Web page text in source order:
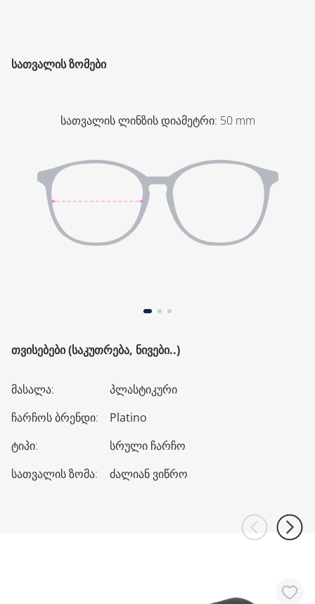
ᲡᲐᲗᲕᲐᲚᲘᲡ ᲖᲝᲛᲔᲑᲘ
სათვალის ლინზის დიამეტრი: 50 mm
ᲗᲕᲘᲡᲔᲑᲔᲑᲘ (ᲡᲐᲙᲣᲗᲠᲔᲑᲐ, ᲜᲘᲕᲔᲑᲘ..)
მასალა:
პლასტიკური
ჩარჩოს ბრენდი:
Platino
ტიპი:
სრული ჩარჩო
სათვალის ზომა: ძალიან ვიწრო